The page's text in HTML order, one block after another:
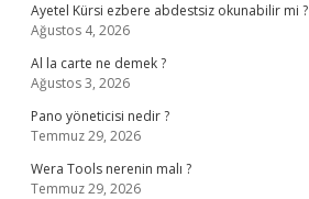
Ayetel Kürsi ezbere abdestsiz okunabilir mi ?
Ağustos 4, 2026
Al la carte ne demek ?
Ağustos 3, 2026
Pano yöneticisi nedir ?
Temmuz 29, 2026
Wera Tools nerenin malı ?
Temmuz 29, 2026